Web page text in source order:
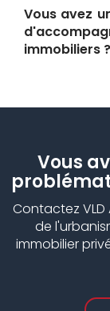
Vous avez
immobiliers
Vous
Contactez
de
immobilier